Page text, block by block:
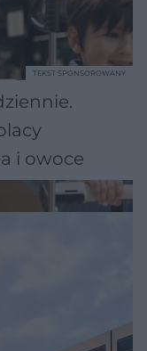
i owoce
TEKST SPONSOROWANY